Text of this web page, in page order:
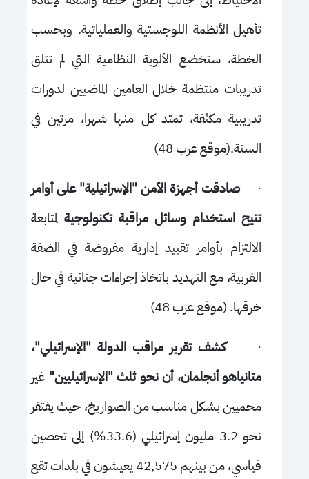
تأهيل الأنظمة اللوجستية والعملياتية. وبحسب
الخطة، ستخضع الألوية النظامية التي لم تتلق
تدريبات منتظمة خلال العامين الماضيين لدورات
تدريبية مكثفة، تمتد كل منها شهرا، مرتين في
السنة.(موقع عرب 48)
·صادقت أجهزة الأمن "الإسرائيلية" على أوامر
تتيح استخدام وسائل مراقبة تكنولوجيةلمتابعة
الالتزام بأوامر تقييد إدارية مفروضة في الضفة
الغربية، مع التهديد باتخاذ إجراءات جنائية في حال
خرقها. (موقع عرب 48)
·كشف تقرير مراقب الدولة "الإسرائيلي"،
متانياهو أنجلمان، أن نحو ثلث "الإسرائيليين" غير
محميين بشكل مناسب من الصواريخ، حيث يفتقر
نحو 3.2 مليون إسرائيلي (33.6%) إلى تحصين
قياسي، من بينهم 42,575 يعيشون في بلدات تقع